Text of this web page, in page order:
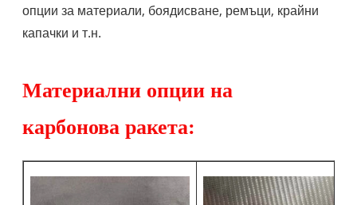
опции за материали, боядисване, ремъци, крайни
капачки и т.н.
Материални опции на
карбонова ракета: